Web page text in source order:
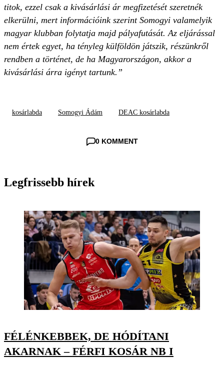
titok, ezzel csak a kivásárlási ár megfizetését szeretnék
elkerülni, mert információink szerint Somogyi valamelyik
magyar klubban folytatja majd pályafutását. Az eljárással
nem értek egyet, ha tényleg külföldön játszik, részünkről
rendben a történet, de ha Magyarországon, akkor a
kivásárlási árra igényt tartunk.”
kosárlabda Somogyi Ádám DEAC kosárlabda
0 KOMMENT
Legfrissebb hírek
FÉLÉNKEBBEK, DE HÓDÍTANI
AKARNAK – FÉRFI KOSÁR NB I